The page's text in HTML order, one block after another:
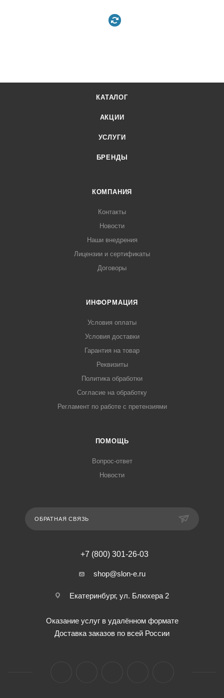
КАТАЛОГ
АКЦИИ
УСЛУГИ
БРЕНДЫ
КОМПАНИЯ
Контакты
Новости
Наши внедрения
Лицензии и сертификаты
Договоры
ИНФОРМАЦИЯ
Условия оплаты
Условия доставки
Гарантия на товар
Реквизиты
Политика обработки
Согласие на обработку
Регламент по работе с претензиями
ПОМОЩЬ
Вопрос-ответ
Новости
ОБРАТНАЯ СВЯЗЬ
+7 (800) 301-26-03
shop@slon-e.ru
Екатеринбург, ул. Блюхера 2
Оказание услуг в удалённом формате
Доставка заказов по всей России